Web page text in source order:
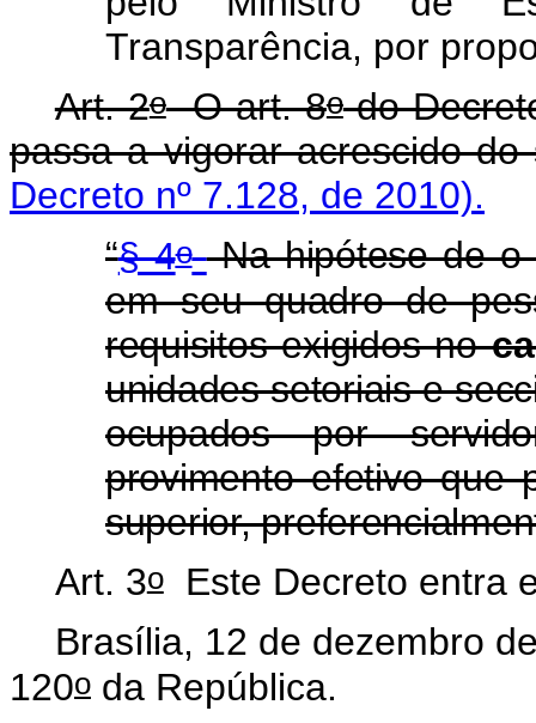
Transparência, por
Art. 2oO art. 8odo
passa a vigorar acrescido
Decreto nº 7.128, de 2010).
“§ 4o Na hipótese de o
em seu quadro de
requisitos exigidos no
unidades setoriais e
ocupados por
provimento efetivo que
superior,
Art. 3oEste Decreto entra
Brasília, 12 de dezembro
120o da República.